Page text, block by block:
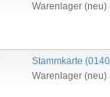
Warenlager (neu)
Stammkarte (0140
Warenlager (neu)